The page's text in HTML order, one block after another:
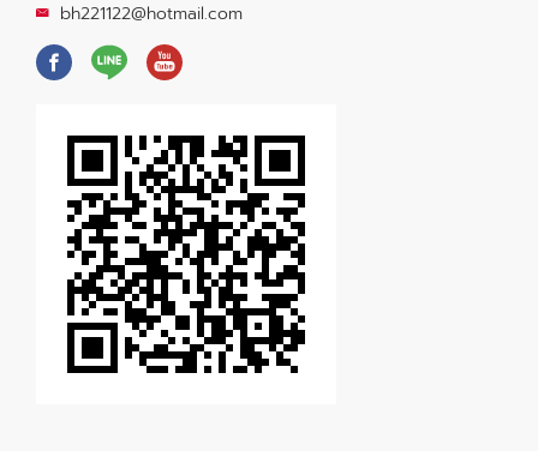
bh221122@hotmail.com